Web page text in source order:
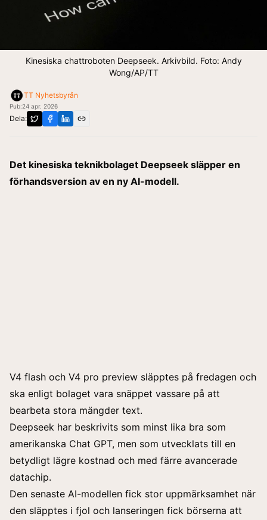
Kinesiska chattroboten Deepseek. Arkivbild. Foto: Andy
Wong/AP/TT
TT Nyhetsbyrån
Pub:24 apr. 2026
Dela:
Det kinesiska teknikbolaget Deepseek släpper en
förhandsversion av en ny AI-modell.
V4 flash och V4 pro preview släpptes på fredagen och
ska enligt bolaget vara snäppet vassare på att
bearbeta stora mängder text.
Deepseek har beskrivits som minst lika bra som
amerikanska Chat GPT, men som utvecklats till en
betydligt lägre kostnad och med färre avancerade
datachip.
Den senaste AI-modellen fick stor uppmärksamhet när
den släpptes i fjol och lanseringen fick börserna att